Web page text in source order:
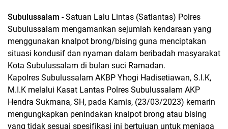
Subulussalam - Satuan Lalu Lintas (Satlantas) Polres
Subulussalam mengamankan sejumlah kendaraan yang
menggunakan knalpot brong/bising guna menciptakan
situasi kondusif dan nyaman dalam beribadah masyarakat
Kota Subulussalam di bulan suci Ramadan.
Kapolres Subulussalam AKBP Yhogi Hadisetiawan, S.I.K,
M.I.K melalui Kasat Lantas Polres Subulussalam AKP
Hendra Sukmana, SH, pada Kamis, (23/03/2023) kemarin
mengungkapkan penindakan knalpot brong atau bising
yang tidak sesuai spesifikasi ini bertujuan untuk menjaga